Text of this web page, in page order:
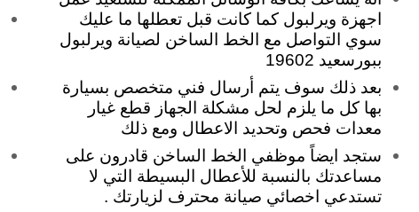
اجهزة ويرلبول كما كانت قبل تعطلها ما عليك
سوي التواصل مع الخط الساخن لصيانة ويرلبول
ببورسعيد 19602
بعد ذلك سوف يتم أرسال فني متخصص بسيارة
بها كل ما يلزم لحل مشكلة الجهاز قطع غيار
معدات فحص وتحديد الاعطال ومع ذلك
ستجد ايضاً موظفي الخط الساخن قادرون على
مساعدتك بالنسبة للأعطال البسيطة التي لا
تستدعي اخصائي صيانة محترف لزيارتك .